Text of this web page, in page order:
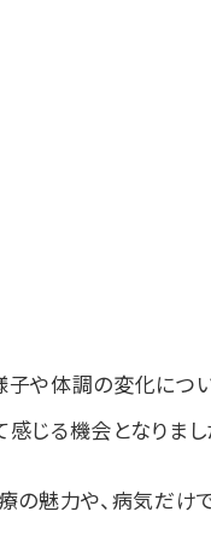
や体調の変化につ
じる機会となりまし
魅力や、病気だけ